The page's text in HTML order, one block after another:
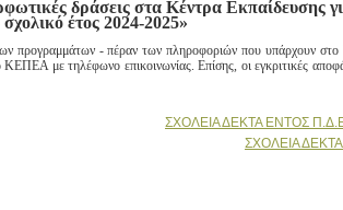
δράσεις στα Κέντρα Εκπαίδευσης
έτος 2024-2025»
των προγραμμάτων - πέραν των πληροφοριών που υπάρχουν
με τηλέφωνο επικοινωνίας. Επίσης, οι εγκριτικές
ΣΧΟΛΕΙΑ ΔΕΚΤΑ ΕΝΤΟΣ
ΣΧΟΛΕΙΑ